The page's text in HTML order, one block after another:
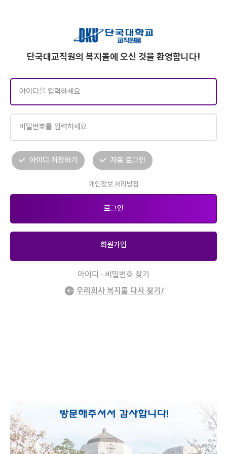
단국대교직원의 복지몰에 오신 것을 환영합니다!
아이디 저장하기 자동 로그인
개인정보 처리방침
회원가입
아이디 · 비밀번호 찾기
우리회사 복지몰 다시 찾기 !